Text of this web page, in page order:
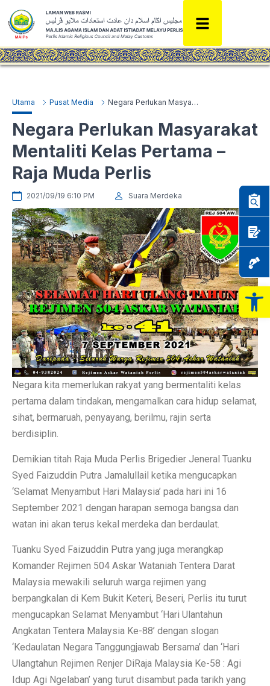
Utama Pusat Media Negara Perlukan Masyarakat Mentaliti Kelas Pertama – Raja Muda Perlis
Negara Perlukan Masyarakat
Mentaliti Kelas Pertama –
Raja Muda Perlis
2021/09/19 6:10 PM Suara Merdeka
Negara kita memerlukan rakyat yang bermentaliti kelas
pertama dalam tindakan, mengamalkan cara hidup selamat,
sihat, bermaruah, penyayang, berilmu, rajin serta
berdisiplin.
Demikian titah Raja Muda Perlis Brigedier Jeneral Tuanku
Syed Faizuddin Putra Jamalullail ketika mengucapkan
‘Selamat Menyambut Hari Malaysia’ pada hari ini 16
September 2021 dengan harapan semoga bangsa dan
watan ini akan terus kekal merdeka dan berdaulat.
Tuanku Syed Faizuddin Putra yang juga merangkap
Komander Rejimen 504 Askar Wataniah Tentera Darat
Malaysia mewakili seluruh warga rejimen yang
berpangkalan di Kem Bukit Keteri, Beseri, Perlis itu turut
mengucapkan Selamat Menyambut ‘Hari Ulantahun
Angkatan Tentera Malaysia Ke-88’ dengan slogan
‘Kedaulatan Negara Tanggungjawab Bersama’ dan ‘Hari
Ulangtahun Rejimen Renjer DiRaja Malaysia Ke-58 : Agi
Idup Agi Ngelaban’ yang turut disambut pada tarikh yang